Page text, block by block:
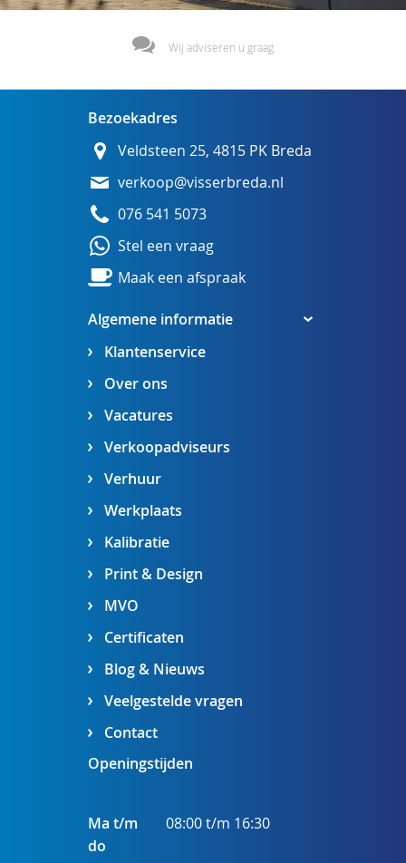
Wij adviseren u graag
Algemene informatie
Klantenservice
Over ons
Vacatures
Verkoopadviseurs
Verhuur
Werkplaats
Kalibratie
Print & Design
MVO
Certificaten
Blog & Nieuws
Veelgestelde vragen
Contact
Bezoekadres
Veldsteen 25, 4815 PK Breda
verkoop@visserbreda.nl
076 541 5073
Stel een vraag
Maak een afspraak
Openingstijden
Ma t/m
do
08:00 t/m 16:30